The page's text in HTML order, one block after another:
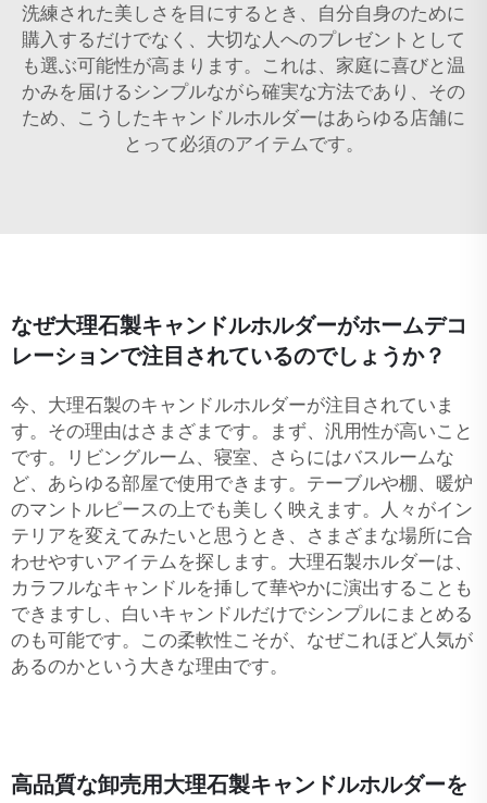
洗練された美しさを目にするとき、自分自身のために
購入するだけでなく、大切な人へのプレゼントとして
も選ぶ可能性が高まります。これは、家庭に喜びと温
かみを届けるシンプルながら確実な方法であり、その
ため、こうしたキャンドルホルダーはあらゆる店舗に
とって必須のアイテムです。
なぜ大理石製キャンドルホルダーがホームデコ
レーションで注目されているのでしょうか？
今、大理石製のキャンドルホルダーが注目されていま
す。その理由はさまざまです。まず、汎用性が高いこと
です。リビングルーム、寝室、さらにはバスルームな
ど、あらゆる部屋で使用できます。テーブルや棚、暖炉
のマントルピースの上でも美しく映えます。人々がイン
テリアを変えてみたいと思うとき、さまざまな場所に合
わせやすいアイテムを探します。大理石製ホルダーは、
カラフルなキャンドルを挿して華やかに演出することも
できますし、白いキャンドルだけでシンプルにまとめる
のも可能です。この柔軟性こそが、なぜこれほど人気が
あるのかという大きな理由です。
高品質な卸売用大理石製キャンドルホルダーを